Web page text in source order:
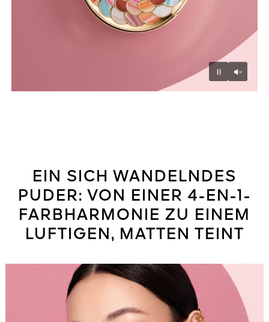
Pause
EIN SICH WANDELNDES
PUDER: VON EINER 4-EN-1-
FARBHARMONIE ZU EINEM
LUFTIGEN, MATTEN TEINT